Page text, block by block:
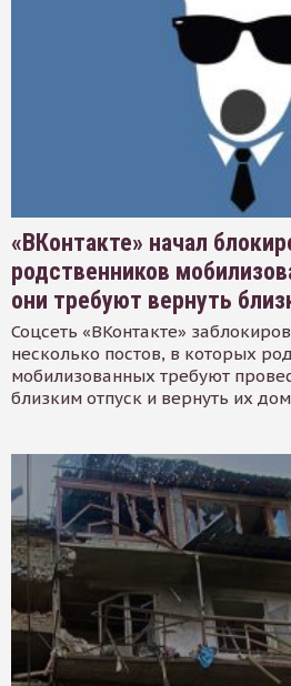
«ВКонтакте» начал
родственников
они требуют вернуть
Соцсеть «ВКонтакте»
несколько постов, в которых
мобилизованных требуют
близким отпуск и вернуть их